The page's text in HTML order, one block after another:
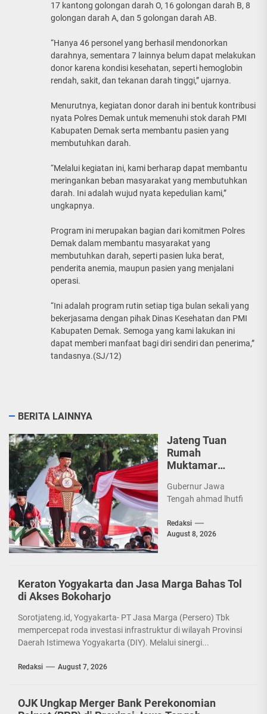
17 kantong golongan darah O, 16 golongan darah B, 8
golongan darah A, dan 5 golongan darah AB.
“Hanya 46 personel yang berhasil mendonorkan
darahnya, sementara 7 lainnya belum dapat melakukan
donor karena kondisi kesehatan, seperti hemoglobin
rendah, sakit, dan tekanan darah tinggi,” ujarnya.
Menurutnya, kegiatan donor darah ini bentuk kontribusi
nyata Polres Demak untuk memenuhi stok darah PMI
Kabupaten Demak serta membantu pasien yang
membutuhkan darah.
“Melalui kegiatan ini, kami berharap dapat membantu
meringankan beban masyarakat yang membutuhkan
darah. Ini adalah wujud nyata kepedulian kami,”
ungkapnya.
Program ini merupakan bagian dari komitmen Polres
Demak dalam membantu masyarakat yang
membutuhkan darah, seperti pasien luka berat,
penderita anemia, maupun pasien yang menjalani
operasi.
“Ini adalah program rutin setiap tiga bulan sekali yang
bekerjasama dengan pihak Dinas Kesehatan dan PMI
Kabupaten Demak. Semoga yang kami lakukan ini
dapat memberi manfaat bagi diri sendiri dan penerima,”
tandasnya.(SJ/12)
BERITA LAINNYA
Jateng Tuan
Rumah
Muktamar
Ahmad Luthfi
Dorong Pencak
Penguat
Persatuan
Gubernur Jawa
Tengah ahmad lhutfi
Redaksi
August 8, 2026
Keraton Yogyakarta dan Jasa Marga Bahas Tol
di Akses Bokoharjo
Sorotjateng.id, Yogyakarta- PT Jasa Marga (Persero) Tbk
mempercepat roda investasi infrastruktur di wilayah Provinsi
Daerah Istimewa Yogyakarta (DIY). Melalui sinergi...
Redaksi August 7, 2026
OJK Ungkap Merger Bank Perekonomian